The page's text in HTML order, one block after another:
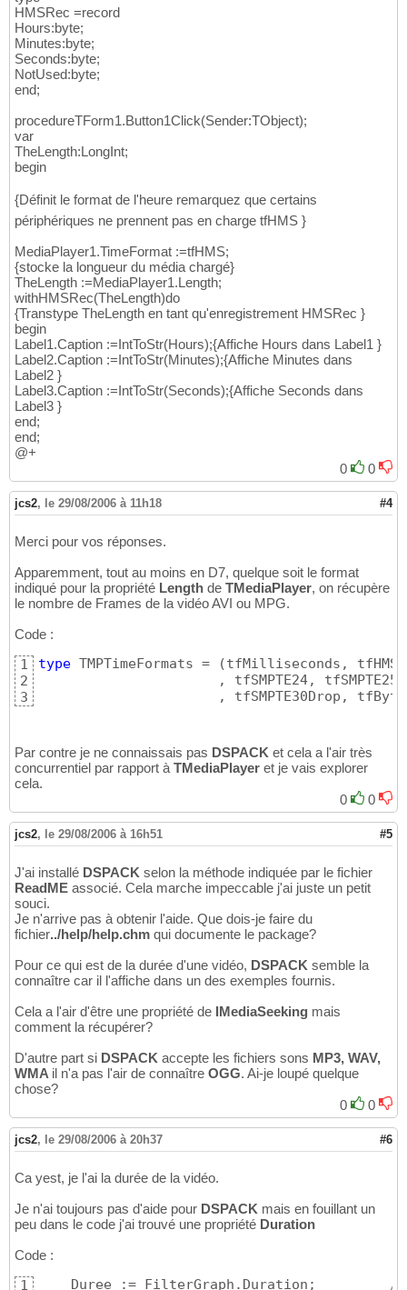
HMSRec =record
Hours:byte;
Minutes:byte;
Seconds:byte;
NotUsed:byte;
end;
procedureTForm1.Button1Click(Sender:TObject);
var
TheLength:LongInt;
begin
{Définit le format de l'heure remarquez que certains
périphériques ne prennent pas en charge tfHMS }
MediaPlayer1.TimeFormat :=tfHMS;
{stocke la longueur du média chargé}
TheLength :=MediaPlayer1.Length;
withHMSRec(TheLength)do
{Transtype TheLength en tant qu'enregistrement HMSRec }
begin
Label1.Caption :=IntToStr(Hours);{Affiche Hours dans Label1 }
Label2.Caption :=IntToStr(Minutes);{Affiche Minutes dans
Label2 }
Label3.Caption :=IntToStr(Seconds);{Affiche Seconds dans
Label3 }
end;
end;
@+
0
0
jcs2, le 29/08/2006 à 11h18 #4
Merci pour vos réponses.
Apparemment, tout au moins en D7, quelque soit le format
indiqué pour la propriété Length de TMediaPlayer, on récupère
le nombre de Frames de la vidéo AVI ou MPG.
Code :
1
2
3
type TMPTimeFormats = (tfMilliseconds,
, tfSMPTE24,
, tfSMPTE30Drop,
Par contre je ne connaissais pas DSPACK et cela a l'air très
concurrentiel par rapport à TMediaPlayer et je vais explorer
cela.
0
0
jcs2, le 29/08/2006 à 16h51 #5
J'ai installé DSPACK selon la méthode indiquée par le fichier
ReadME associé. Cela marche impeccable j'ai juste un petit
souci.
Je n'arrive pas à obtenir l'aide. Que dois-je faire du
fichier../help/help.chm qui documente le package?
Pour ce qui est de la durée d'une vidéo, DSPACK semble la
connaître car il l'affiche dans un des exemples fournis.
Cela a l'air d'être une propriété de IMediaSeeking mais
comment la récupérer?
D'autre part si DSPACK accepte les fichiers sons MP3, WAV,
WMA il n'a pas l'air de connaître OGG. Ai-je loupé quelque
chose?
0
0
jcs2, le 29/08/2006 à 20h37 #6
Ca yest, je l'ai la durée de la vidéo.
Je n'ai toujours pas d'aide pour DSPACK mais en fouillant un
peu dans le code j'ai trouvé une propriété Duration
Code :
1
    Duree := FilterGraph.Duration;
//